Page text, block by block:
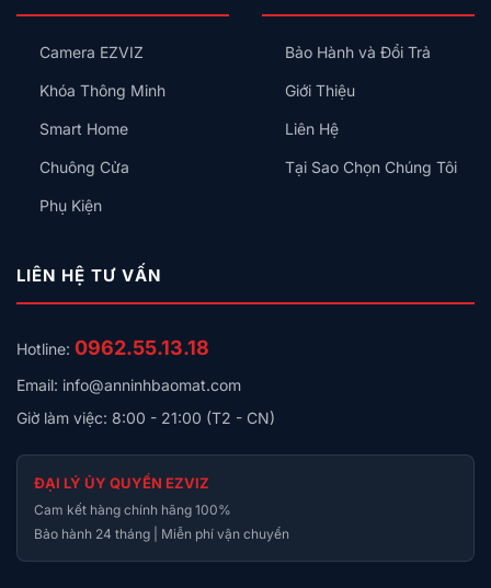
Camera EZVIZ
Khóa Thông Minh
Smart Home
Chuông Cửa
Phụ Kiện
Bảo Hành và Đổi Trả
Giới Thiệu
Liên Hệ
Tại Sao Chọn Chúng Tôi
LIÊN HỆ TƯ VẤN
Hotline: 0962.55.13.18
Email: info@anninhbaomat.com
Giờ làm việc: 8:00 - 21:00 (T2 - CN)
ĐẠI LÝ ỦY QUYỀN EZVIZ
Cam kết hàng chính hãng 100%
Bảo hành 24 tháng | Miễn phí vận chuyển